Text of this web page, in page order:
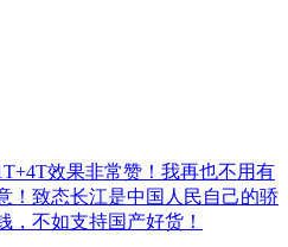
效果非常赞！我再也不用有
！致态长江是中国人民自己的骄
，不如支持国产好货！